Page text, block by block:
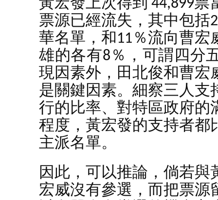
黃宏發上次得到 44,899
票源已經流失，其中包括
華名單，和11％流向曹
雄的各有8％，可謂四分
現因素外，田北俊和曹宏
是關鍵因素。細察三人支
行的比率、對特區政府的
程度，黃宏發的支持者都
主派名單。
因此，可以推論，倘若
宏威沒有參選，而把票源